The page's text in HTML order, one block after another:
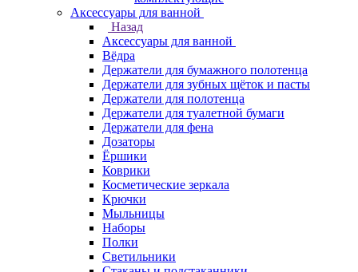
Аксессуары для ванной
Назад
Аксессуары для ванной
Вёдра
Держатели для бумажного полотенца
Держатели для зубных щёток и пасты
Держатели для полотенца
Держатели для туалетной бумаги
Держатели для фена
Дозаторы
Ёршики
Коврики
Косметические зеркала
Крючки
Мыльницы
Наборы
Полки
Светильники